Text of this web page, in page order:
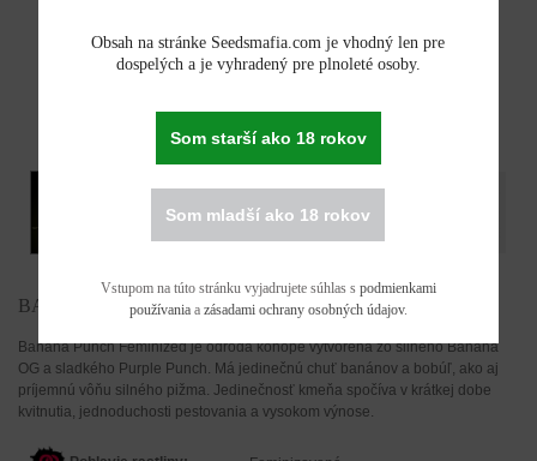
BANANA PUNCH FEMINIZOVANÉ
Banana Punch Feminized je odroda konope vytvorená zo silného Banana
OG a sladkého Purple Punch. Má jedinečnú chuť banánov a bobúľ, ako aj
príjemnú vôňu silného pižma. Jedinečnosť kmeňa spočíva v krátkej dobe
kvitnutia, jednoduchosti pestovania a vysokom výnose.
Obsah na stránke Seedsmafia.com je vhodný len pre
dospelých a je vyhradený pre plnoleté osoby.
Som starší ako 18 rokov
Som mladší ako 18 rokov
Vstupom na túto stránku vyjadrujete súhlas s podmienkami
používaniaa zásadami ochrany osobných údajov.